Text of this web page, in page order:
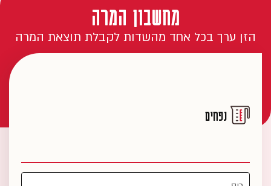
מחשבון המרה
הזן ערך בכל אחד מהשדות לקבלת תוצאת המרה
נפחים